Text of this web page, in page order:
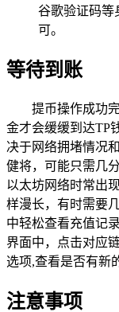
谷歌验证码等
可。
等待到账
提币操作成功
金才会缓缓到达TP
决于网络拥堵情况
健将，可能只需几
以太坊网络时常出
样漫长，有时需要
中轻松查看充值记
界面中，点击对应
选项,查看是否有新
注意事项